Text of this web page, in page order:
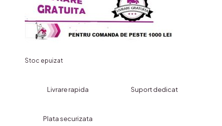
Stoc epuizat
Livrare rapida Suport dedicat
Plata securizata